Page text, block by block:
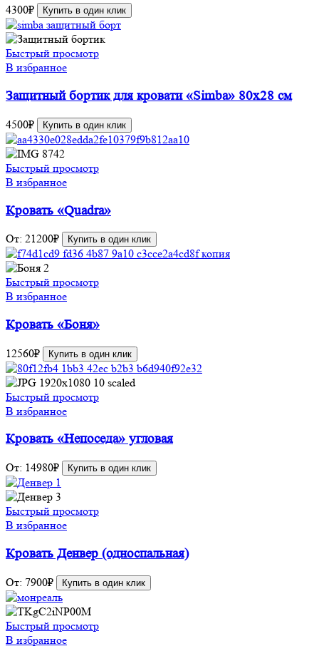
4300₽ Купить в один клик
Быстрый просмотр
В избранное
Защитный бортик для кровати «Simba» 80х28 см
4500₽ Купить в один клик
Быстрый просмотр
В избранное
Кровать «Quadra»
От: 21200₽ Купить в один клик
Быстрый просмотр
В избранное
Кровать «Боня»
12560₽ Купить в один клик
Быстрый просмотр
В избранное
Кровать «Непоседа» угловая
От: 14980₽ Купить в один клик
Быстрый просмотр
В избранное
Кровать Денвер (односпальная)
От: 7900₽ Купить в один клик
Быстрый просмотр
В избранное